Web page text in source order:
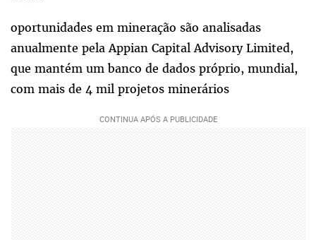
oportunidades em mineração são analisadas
anualmente pela Appian Capital Advisory Limited,
que mantém um banco de dados próprio, mundial,
com mais de 4 mil projetos minerários